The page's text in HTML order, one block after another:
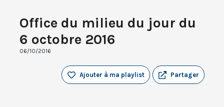
Office du milieu du jour du
6 octobre 2016
06/10/2016
Partager
Ajouter à ma playlist